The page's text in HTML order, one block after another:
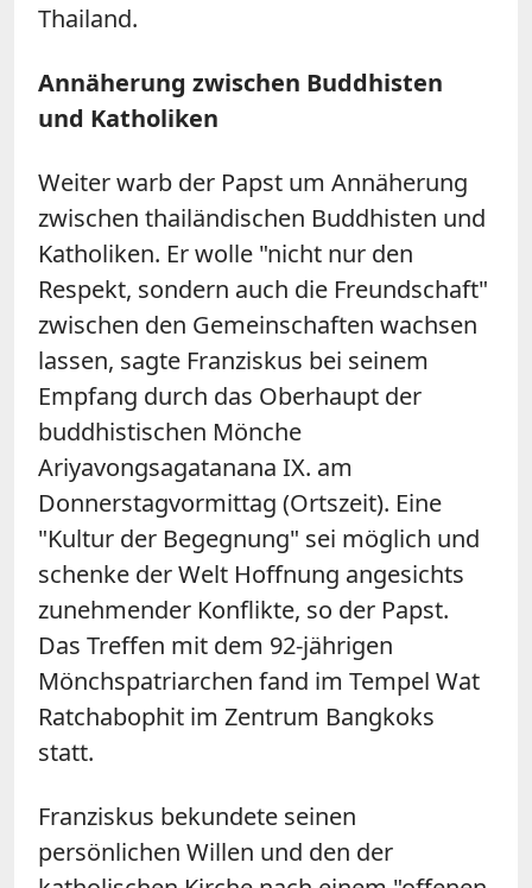
Thailand.
Annäherung zwischen Buddhisten
und Katholiken
Weiter warb der Papst um Annäherung
zwischen thailändischen Buddhisten und
Katholiken. Er wolle "nicht nur den
Respekt, sondern auch die Freundschaft"
zwischen den Gemeinschaften wachsen
lassen, sagte Franziskus bei seinem
Empfang durch das Oberhaupt der
buddhistischen Mönche
Ariyavongsagatanana IX. am
Donnerstagvormittag (Ortszeit). Eine
"Kultur der Begegnung" sei möglich und
schenke der Welt Hoffnung angesichts
zunehmender Konflikte, so der Papst.
Das Treffen mit dem 92-jährigen
Mönchspatriarchen fand im Tempel Wat
Ratchabophit im Zentrum Bangkoks
statt.
Franziskus bekundete seinen
persönlichen Willen und den der